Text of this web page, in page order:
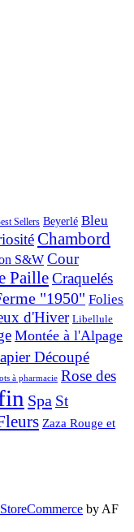
Sellers Beyerlé Bleu
Chambord
S&W Cour
PailleCraquelés
"1950" Folies
d'Hiver Libellule
Montée à l'Alpage
Découpé
à pharmacie Rose des
Spa St
Zaza Rouge et
StoreCommerce by AF